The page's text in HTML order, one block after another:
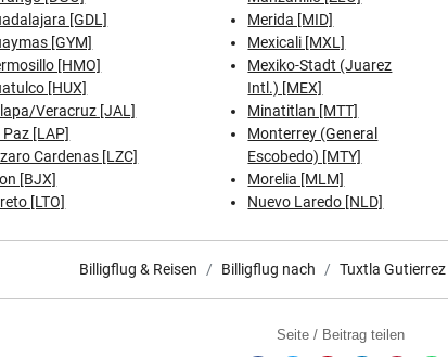
[GDL]
[GYM]
[HMO]
[HUX]
Veracruz [JAL]
Paz [LAP]
Cardenas [LZC]
[BJX]
[LTO]
Merida [MID]
Mexicali [MXL]
Mexiko-Stadt (Juarez
Intl.) [MEX]
Minatitlan [MTT]
Monterrey (General
Escobedo) [MTY]
Morelia [MLM]
Nuevo Laredo [NLD]
Billigflug & Reisen Billigflug nach Tuxtla Gutierrez
Seite / Beitrag teilen